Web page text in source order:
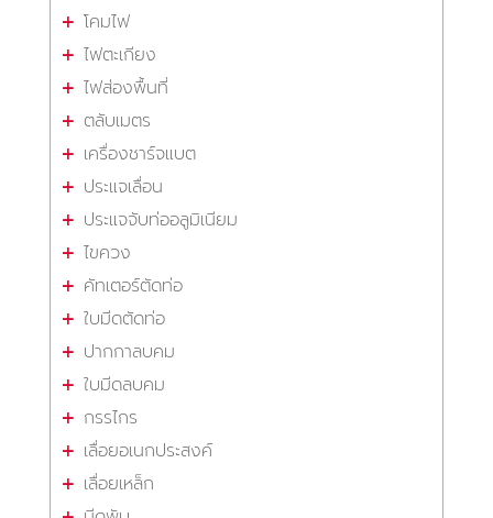
โคมไฟ
ไฟตะเกียง
ไฟส่องพื้นที่
ตลับเมตร
เครื่องชาร์จแบต
ประแจเลื่อน
ประแจจับท่ออลูมิเนียม
ไขควง
คัทเตอร์ตัดท่อ
ใบมีดตัดท่อ
ปากกาลบคม
ใบมีดลบคม
กรรไกร
เลื่อยอเนกประสงค์
เลื่อยเหล็ก